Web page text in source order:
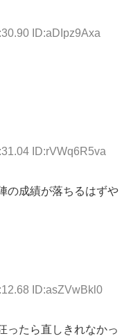
ID:aDIpz9Axa
ID:rVWq6R5va
の成績が落ちるはずや
ID:asZVwBkl0
ったら直しきれなかっ